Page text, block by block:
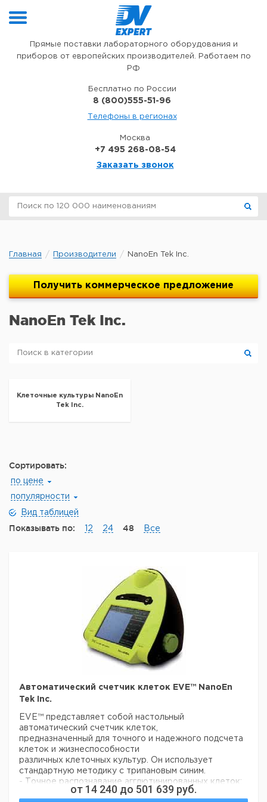
Прямые поставки лабораторного оборудования и
приборов от европейских производителей. Работаем по
РФ
Бесплатно по России
8 (800)555-51-96
Телефоны в регионах
Москва
+7 495 268-08-54
Заказать звонок
Главная Производители NanoEn Tek Inc.
Получить коммерческое предложение
NanoEn Tek Inc.
Клеточные культуры NanoEn
Tek Inc.
Сортировать:
по цене
популярности
Вид таблицей
Показывать по: 12 24 48 Все
Автоматический счетчик клеток EVE™ NanoEn
Tek Inc.
EVE™ представляет собой настольный
автоматический счетчик клеток,
предназначенный для точного и надежного подсчета
клеток и жизнеспособности
различных клеточных культур. Он использует
стандартную методику с трипановым синим.
- Точное распознавание агглютинированных клеток:
точные результаты с продвинутым алгоритмом
от 14 240 до 501 639 руб.